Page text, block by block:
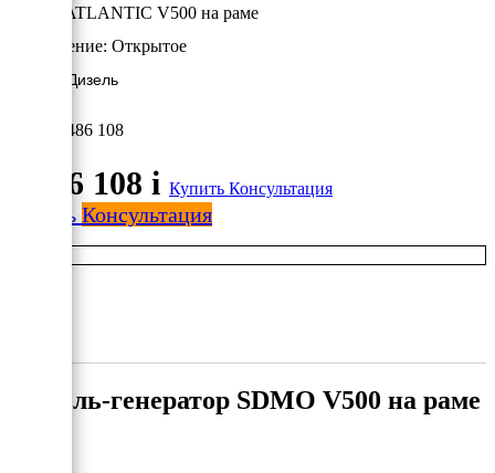
SDMO ATLANTIC V500 на раме
Исполнение: Открытое
363 кВт/Дизель
5 486 108
5 486 108 i Купить Консультация
Купить Консультация
Дизель-генератор SDMO V500 на раме